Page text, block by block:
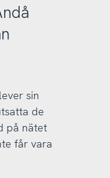
sin
de
på nätet
får vara